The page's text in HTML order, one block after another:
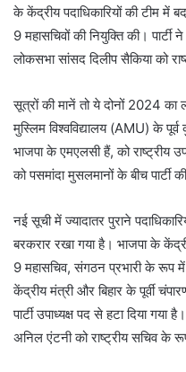
के केंद्रीय पदाधिकारियों की टीम में
9 महासचिवों की नियुक्ति की।
लोकसभा सांसद दिलीप सैकिया को
सूत्रों की मानें तो ये दोनों 2024
मुस्लिम विश्वविद्यालय (AMU) के
भाजपा के एमएलसी हैं, को राष्ट्रीय
को पसमांदा मुसलमानों के बीच पार्टी
नई सूची में ज्यादातर पुराने
बरकरार रखा गया है। भाजपा के
9 महासचिव, संगठन प्रभारी के रूप
केंद्रीय मंत्री और बिहार के पूर्वी
पार्टी उपाध्यक्ष पद से हटा दिया
अनिल एंटनी को राष्ट्रीय सचिव के